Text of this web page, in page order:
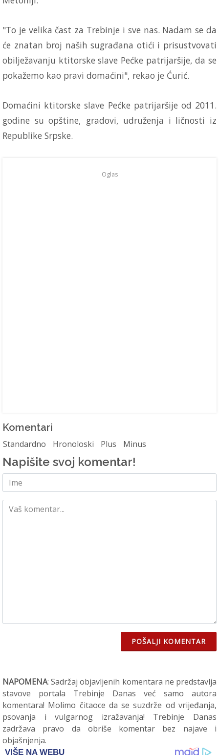
"To je velika čast za Trebinje i sve nas. Nadam se da
će znatan broj naših sugrađana otići i prisustvovati
obilježavanju ktitorske slave Pećke patrijaršije, da se
pokažemo kao pravi domaćini", rekao je Ćurić.
Domaćini ktitorske slave Pećke patrijaršije od 2011.
godine su opštine, gradovi, udruženja i ličnosti iz
Republike Srpske.
Oglas
Komentari
Standardno Hronoloski Plus Minus
Napišite svoj komentar!
POŠALJI KOMENTAR
NAPOMENA: Sadržaj objavljenih komentara ne predstavlja
stavove portala Trebinje Danas već samo autora
komentara! Molimo čitaoce da se suzdrže od vrijeđanja,
psovanja i vulgarnog izražavanja! Trebinje Danas
zadržava pravo da obriše komentar bez najave i
objašnjenja.